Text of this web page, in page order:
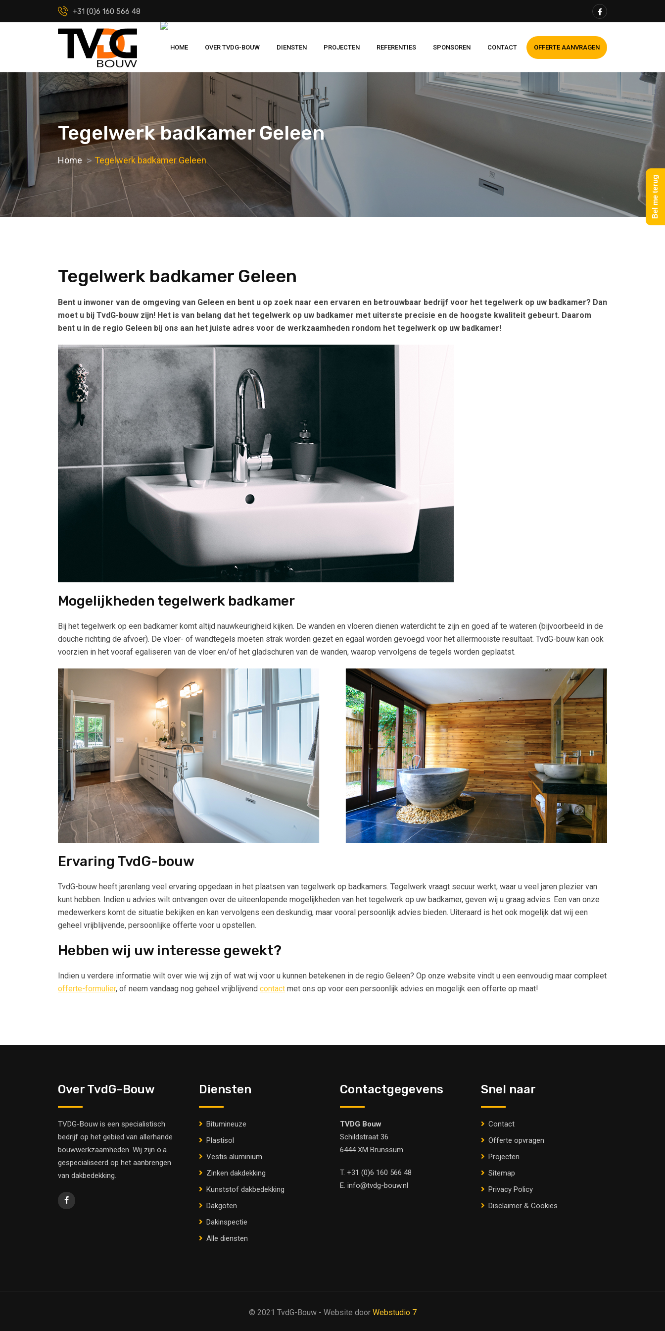
+31 (0)6 160 566 48
HOME OVER TVDG-BOUW DIENSTEN PROJECTEN REFERENTIES SPONSOREN CONTACT OFFERTE AANVRAGEN
Tegelwerk badkamer Geleen
Home Tegelwerk badkamer Geleen
Tegelwerk badkamer Geleen
Bent u inwoner van de omgeving van Geleen en bent u op zoek naar een ervaren en betrouwbaar bedrijf voor het tegelwerk op uw badkamer? Dan
moet u bij TvdG-bouw zijn! Het is van belang dat het tegelwerk op uw badkamer met uiterste precisie en de hoogste kwaliteit gebeurt. Daarom
bent u in de regio Geleen bij ons aan het juiste adres voor de werkzaamheden rondom het tegelwerk op uw badkamer!
Mogelijkheden tegelwerk badkamer
Bij het tegelwerk op een badkamer komt altijd nauwkeurigheid kijken. De wanden en vloeren dienen waterdicht te zijn en goed af te wateren (bijvoorbeeld in de
douche richting de afvoer). De vloer- of wandtegels moeten strak worden gezet en egaal worden gevoegd voor het allermooiste resultaat. TvdG-bouw kan ook
voorzien in het vooraf egaliseren van de vloer en/of het gladschuren van de wanden, waarop vervolgens de tegels worden geplaatst.
Ervaring TvdG-bouw
TvdG-bouw heeft jarenlang veel ervaring opgedaan in het plaatsen van tegelwerk op badkamers. Tegelwerk vraagt secuur werkt, waar u veel jaren plezier van
kunt hebben. Indien u advies wilt ontvangen over de uiteenlopende mogelijkheden van het tegelwerk op uw badkamer, geven wij u graag advies. Een van onze
medewerkers komt de situatie bekijken en kan vervolgens een deskundig, maar vooral persoonlijk advies bieden. Uiteraard is het ook mogelijk dat wij een
geheel vrijblijvende, persoonlijke offerte voor u opstellen.
Hebben wij uw interesse gewekt?
Indien u verdere informatie wilt over wie wij zijn of wat wij voor u kunnen betekenen in de regio Geleen? Op onze website vindt u een eenvoudig maar compleet
offerte-formulier, of neem vandaag nog geheel vrijblijvend contact met ons op voor een persoonlijk advies en mogelijk een offerte op maat!
Over TvdG-Bouw
TVDG-Bouw is een specialistisch
bedrijf op het gebied van allerhande
bouwwerkzaamheden. Wij zijn o.a.
gespecialiseerd op het aanbrengen
van dakbedekking.
Diensten
Bitumineuze
Plastisol
Vestis aluminium
Zinken dakdekking
Kunststof dakbedekking
Dakgoten
Dakinspectie
Alle diensten
Contactgegevens
TVDG Bouw
Schildstraat 36
6444 XM Brunssum
T. +31 (0)6 160 566 48
E. info@tvdg-bouw.nl
Snel naar
Contact
Offerte opvragen
Projecten
Sitemap
Privacy Policy
Disclaimer & Cookies
© 2021 TvdG-Bouw - Website door Webstudio 7
Bel me terug